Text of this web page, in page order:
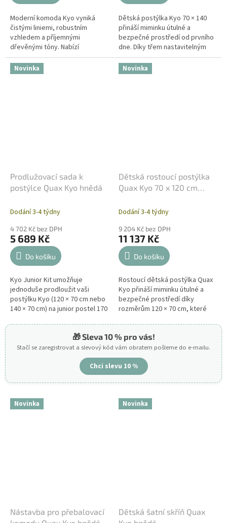
Moderní komoda Kyo vyniká
čistými liniemi, robustním
vzhledem a příjemnými
dřevěnými tóny. Nabízí
praktický úložný prostor díky
dvěma dvířkům a dvěma
prostorným zásuvkám s...
Dětská postýlka Kyo 70 × 140
přináší miminku útulné a
bezpečné prostředí od prvního
dne. Díky třem nastavitelným
výškám roštu se snadno
přizpůsobí vývoji dítěte a
později ji bez...
Novinka
Prodlužovací sada k
postýlce Quax Kyo hnědá
Dodání 3-4 týdny
4 702 Kč bez DPH
5 689 Kč
Do košíku
Kyo Junior Kit umožňuje
jednoduše prodloužit vaši
postýlku Kyo (120 × 70 cm nebo
140 × 70 cm) na junior postel 170
Novinka
Dětská rostoucí postýlka
Quax Kyo 70 x 120 cm
Dodání 3-4 týdny
9 204 Kč bez DPH
11 137 Kč
Do košíku
Rostoucí dětská postýlka Quax
Kyo přináší miminku útulné a
bezpečné prostředí díky
rozměrům 120 × 70 cm, které
Tuto...
🎁 Sleva 10 % pro vás!
Stačí se zaregistrovat a slevový kód vám obratem pošleme do e-mailu.
Chci slevu 10 %
Novinka
Nástavba pro přebalovací
Novinka
Dětská šatní skříň Quax